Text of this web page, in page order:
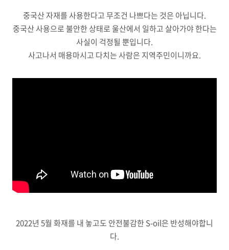
중국산 자재를 사용한다고 무조건 나쁘다는 것은 아닙니다.
중국산 사용으로 불안한 상태로 울산에서 일하고 살아가야 한다는
사실이 걱정될 뿐입니다.
사고나서 매용마시고 다치는 사람은 지역주민이니까요.
2022년 5월 화재를 내 놓고도 안전불감한 S-oil은 반성해야합니
다.